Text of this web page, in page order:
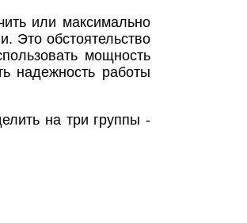
или максимально
Это обстоятельство
мощность
надежность работы
на три группы -